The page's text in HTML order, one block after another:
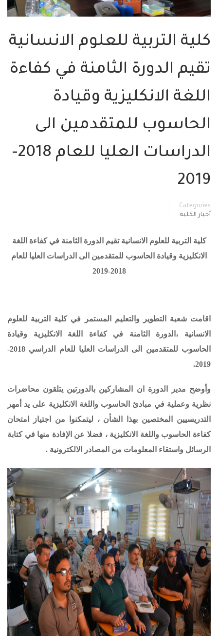
كلية التربية للعلوم الانسانية
تقيم الدورة الثامنة في كفاءة
اللغة الانكليزية وقيادة
الحاسوب للمتقدمين الى
الدراسات العليا للعام 2018-
2019
Categories
أخبار الكلية
كلية التربية للعلوم الانسانية تقيم الدورة الثامنة في كفاءة اللغة
الانكليزية وقيادة الحاسوب للمتقدمين الى الدراسات العليا للعام
2018-2019
اقامت شعبة التطوير والتعليم المستمر فيكلية التربية للعلوم
الانسانية ،الدورة الثامنة في كفاءة اللغة الانكليزية وقيادة
الحاسوب
للمتقدمين الى الدراسات العليا للعام الدراسي 2018-
2019.
وأوضح مدير الدورة ان المشاركين بالدورتين يتلقون محاضرات
نظرية وعملية في مبادئ الحاسوب واللغة الانكليزية على يد أمهر
التدريسيين المختصين بهذا الشأن ، ليتمكنوا من اجتياز امتحان
كفاءة الحاسوب واللغة الانكليزية ، فضلا عن الإفادة منها في كتابة
الرسائل واستقاء المعلومات من المصادر الالكترونية .